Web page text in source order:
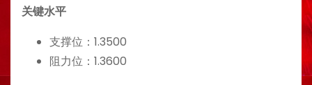
关键水平
支撑位：1.3500
阻力位：1.3600